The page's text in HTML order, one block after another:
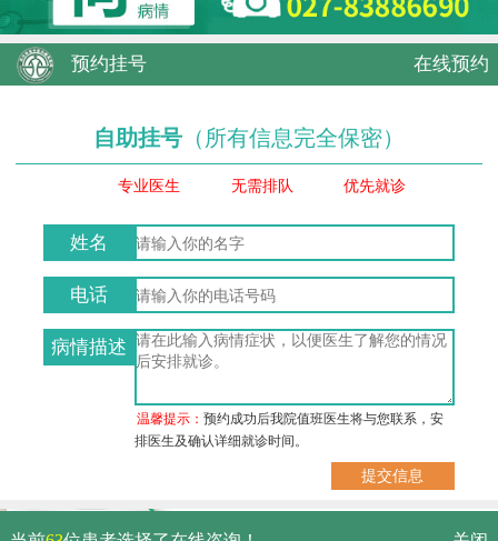
预约挂号 在线预约
自助挂号 （所有信息完全保密）
专业医生 无需排队 优先就诊
姓名
电话
病情描述
温馨提示：预约成功后我院值班医生将与您联系，安
排医生及确认详细就诊时间。
武汉市硚口区解放大道479号